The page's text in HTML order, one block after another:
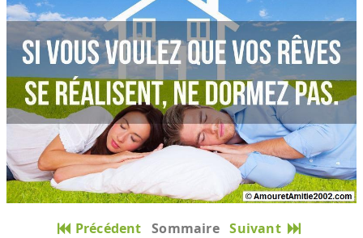
Précédent Sommaire Suivant